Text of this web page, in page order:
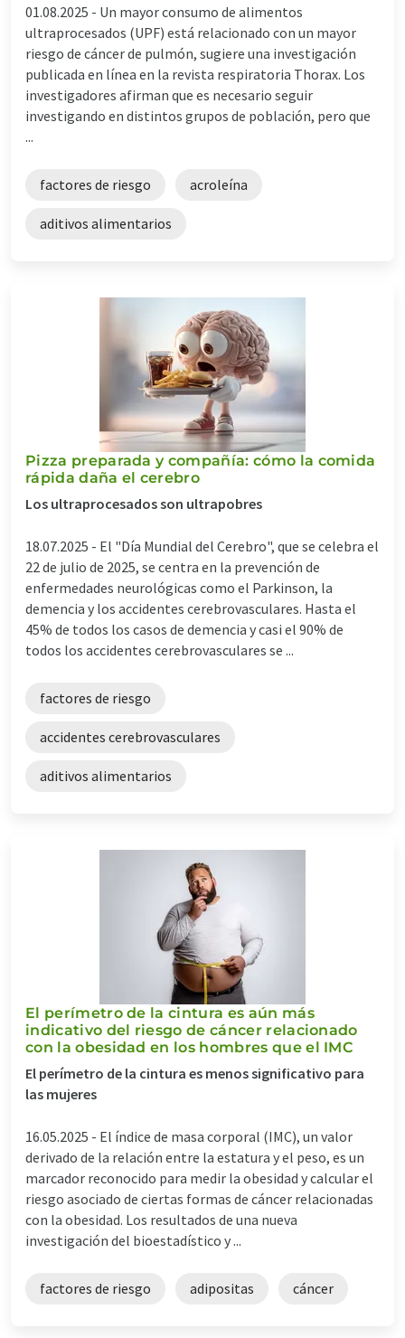
01.08.2025 - Un mayor consumo de alimentos
ultraprocesados (UPF) está relacionado con un mayor
riesgo de cáncer de pulmón, sugiere una investigación
publicada en línea en la revista respiratoria Thorax. Los
investigadores afirman que es necesario seguir
investigando en distintos grupos de población, pero que
...
factores de riesgo acroleína
aditivos alimentarios
Pizza preparada y compañía: cómo la comida
rápida daña el cerebro
Los ultraprocesados son ultrapobres
18.07.2025 - El "Día Mundial del Cerebro", que se celebra el
22 de julio de 2025, se centra en la prevención de
enfermedades neurológicas como el Parkinson, la
demencia y los accidentes cerebrovasculares. Hasta el
45% de todos los casos de demencia y casi el 90% de
todos los accidentes cerebrovasculares se ...
factores de riesgo
accidentes cerebrovasculares
aditivos alimentarios
El perímetro de la cintura es aún más
indicativo del riesgo de cáncer relacionado
con la obesidad en los hombres que el IMC
El perímetro de la cintura es menos significativo para
las mujeres
16.05.2025 - El índice de masa corporal (IMC), un valor
derivado de la relación entre la estatura y el peso, es un
marcador reconocido para medir la obesidad y calcular el
riesgo asociado de ciertas formas de cáncer relacionadas
con la obesidad. Los resultados de una nueva
investigación del bioestadístico y ...
factores de riesgo adipositas cáncer